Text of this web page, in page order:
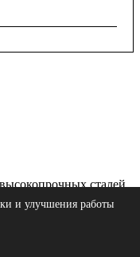
сталей.
и улучшения работы